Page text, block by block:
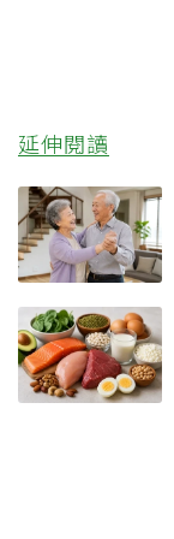
延伸閱讀